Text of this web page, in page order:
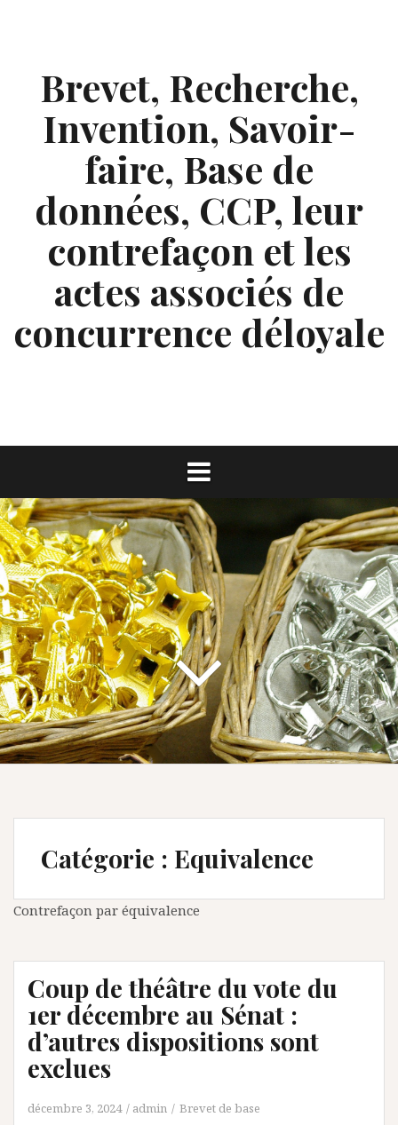
Brevet, Recherche,
Invention, Savoir-
faire, Base de
données, CCP, leur
contrefaçon et les
actes associés de
concurrence déloyale
Catégorie : Equivalence
Contrefaçon par équivalence
Coup de théâtre du vote du
1er décembre au Sénat :
d’autres dispositions sont
exclues
décembre 3, 2024 admin Brevet de base